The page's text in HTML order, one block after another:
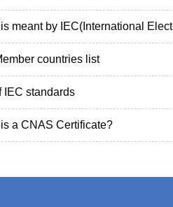
meant by IEC(International Elect
countries list
IEC standards
a CNAS Certificate?